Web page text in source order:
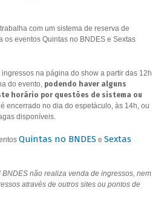
com um sistema de reserva de
os eventos Quintas no BNDES e Sextas
na página do show a partir das 12h
do evento, podendo haver alguns
horário por questões de sistema ou
encerrado no dia do espetáculo, às 14h, ou
disponíveis.
Quintas no BNDES e Sextas
não realiza venda de ingressos, nem
através de outros sites ou pontos de